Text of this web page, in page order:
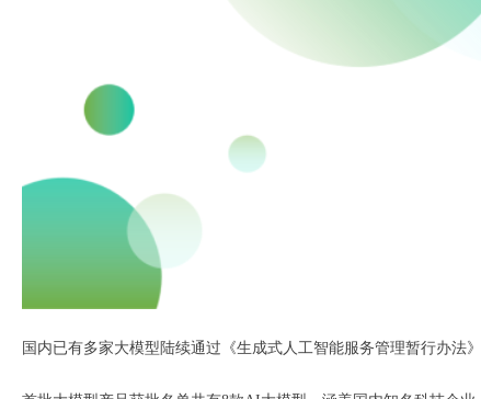
国内已有多家大模型陆续通过《生成式人工智能服务管理暂行办法